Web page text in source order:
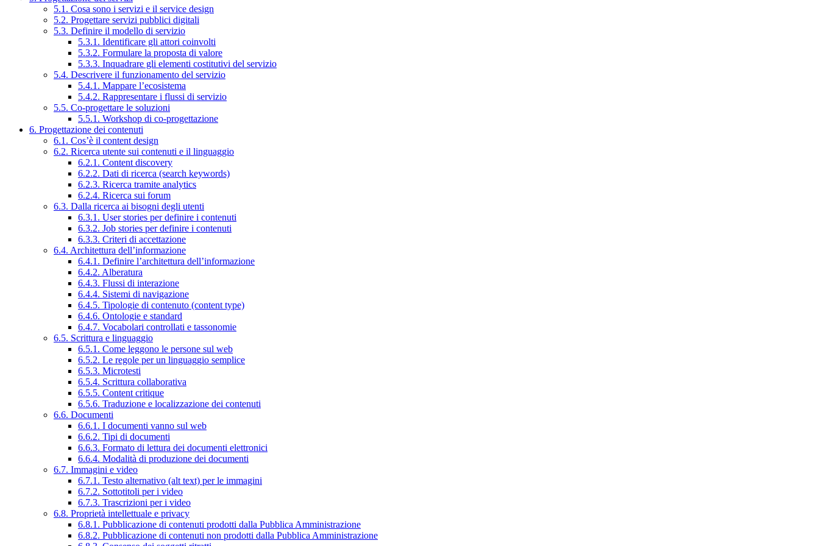
5.1. Cosa sono i servizi e il service design
5.2. Progettare servizi pubblici digitali
5.3. Definire il modello di servizio
5.3.1. Identificare gli attori coinvolti
5.3.2. Formulare la proposta di valore
5.3.3. Inquadrare gli elementi costitutivi del servizio
5.4. Descrivere il funzionamento del servizio
5.4.1. Mappare l’ecosistema
5.4.2. Rappresentare i flussi di servizio
5.5. Co-progettare le soluzioni
5.5.1. Workshop di co-progettazione
6. Progettazione dei contenuti
6.1. Cos’è il content design
6.2. Ricerca utente sui contenuti e il linguaggio
6.2.1. Content discovery
6.2.2. Dati di ricerca (search keywords)
6.2.3. Ricerca tramite analytics
6.2.4. Ricerca sui forum
6.3. Dalla ricerca ai bisogni degli utenti
6.3.1. User stories per definire i contenuti
6.3.2. Job stories per definire i contenuti
6.3.3. Criteri di accettazione
6.4. Architettura dell’informazione
6.4.1. Definire l’architettura dell’informazione
6.4.2. Alberatura
6.4.3. Flussi di interazione
6.4.4. Sistemi di navigazione
6.4.5. Tipologie di contenuto (content type)
6.4.6. Ontologie e standard
6.4.7. Vocabolari controllati e tassonomie
6.5. Scrittura e linguaggio
6.5.1. Come leggono le persone sul web
6.5.2. Le regole per un linguaggio semplice
6.5.3. Microtesti
6.5.4. Scrittura collaborativa
6.5.5. Content critique
6.5.6. Traduzione e localizzazione dei contenuti
6.6. Documenti
6.6.1. I documenti vanno sul web
6.6.2. Tipi di documenti
6.6.3. Formato di lettura dei documenti elettronici
6.6.4. Modalità di produzione dei documenti
6.7. Immagini e video
6.7.1. Testo alternativo (alt text) per le immagini
6.7.2. Sottotitoli per i video
6.7.3. Trascrizioni per i video
6.8. Proprietà intellettuale e privacy
6.8.1. Pubblicazione di contenuti prodotti dalla Pubblica Amministrazione
6.8.2. Pubblicazione di contenuti non prodotti dalla Pubblica Amministrazione